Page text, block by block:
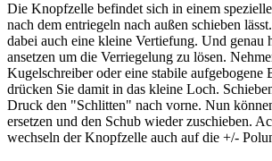
Die Knopfzelle befindet sich in einem
nach dem entriegeln nach außen schieben
dabei auch eine kleine Vertiefung. Und genau
ansetzen um die Verriegelung zu lösen.
Kugelschreiber oder eine stabile aufgebogene
drücken Sie damit in das kleine Loch.
Druck den "Schlitten" nach vorne. Nun
ersetzen und den Schub wieder zuschieben.
wechseln der Knopfzelle auch auf die +/-